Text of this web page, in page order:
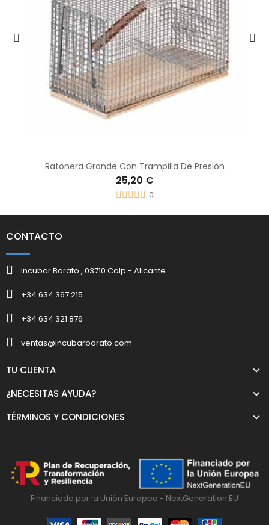
Ratonera Grande Con Trampilla De Presión
25,20 €
0
CONTACTO
Incubar Barato , 03710 Calp - Alicante
+34 634 367 215
+34 634 321 876
ventas@incubarbarato.com
TU CUENTA
¿NECESITAS AYUDA?
TÉRMINOS Y CONDICIONES
Financiado por la Unión Europea - NextGeneration EU